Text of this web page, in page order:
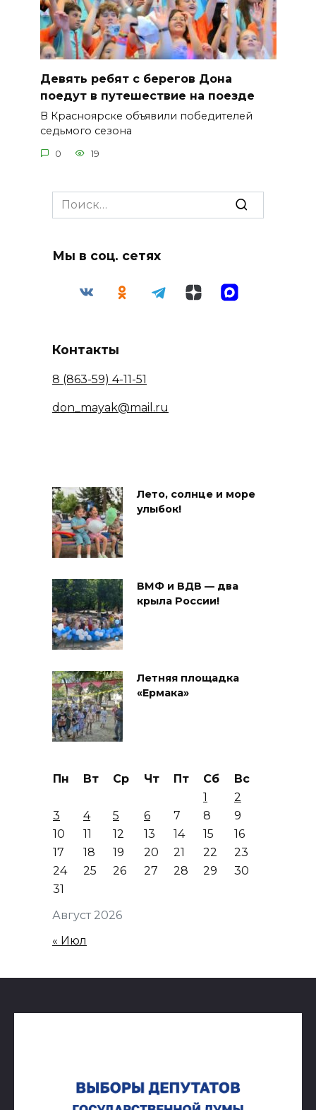
Девять ребят с берегов Дона
поедут в путешествие на поезде
В Красноярске объявили победителей
седьмого сезона
0 19
Search
for:
Мы в соц. сетях
Контакты
8 (863-59) 4-11-51
don_mayak@mail.ru
Лето, солнце и море
улыбок!
ВМФ и ВДВ — два
крыла России!
Летняя площадка
«Ермака»
Август 2026
Пн Вт Ср Чт Пт Сб
Вс
1
2
3
4 5 6 7 8
9
10
11 12 13 14 15
16
17
18 19 20 21 22
23
24
25 26 27 28 29
30
31
« Июл